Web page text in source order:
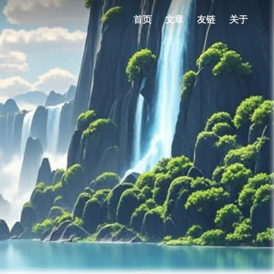
首页 文章 友链 关于